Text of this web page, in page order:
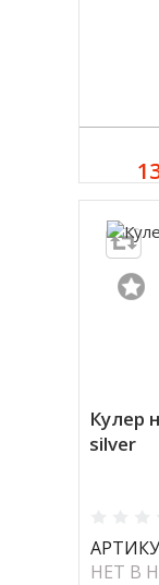
Кулер
silver
НЕТ В